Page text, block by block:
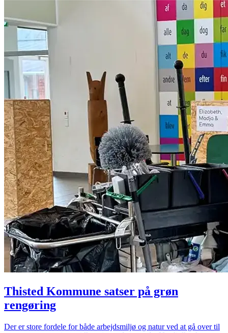
Thisted Kommune satser på grøn
rengøring
Der er store fordele for både arbejdsmiljø og natur ved at gå over til